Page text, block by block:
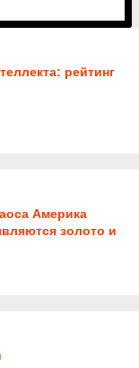
рейтинг
Америка
золото и